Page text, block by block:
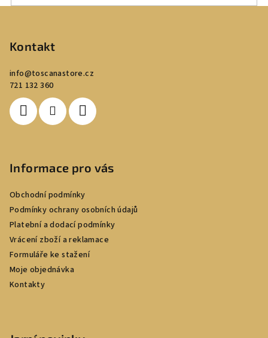
Kontakt
info@toscanastore.cz
721 132 360
Informace pro vás
Obchodní podmínky
Podmínky ochrany osobních údajů
Platební a dodací podmínky
Vrácení zboží a reklamace
Formuláře ke stažení
Moje objednávka
Kontakty